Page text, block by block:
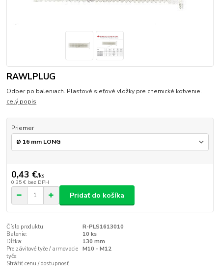
RAWLPLUG
Odber po baleniach. Plastové sieťové vložky pre chemické kotvenie.
celý popis
Priemer
0,43 €/ks
0,35 € bez DPH
Pridať do košíka
Číslo produktu:
R-PLS1613010
Balenie:
10 ks
Dĺžka:
130 mm
Pre závitové tyče / armovacie
tyče:
M10 - M12
Strážiť cenu / dostupnosť